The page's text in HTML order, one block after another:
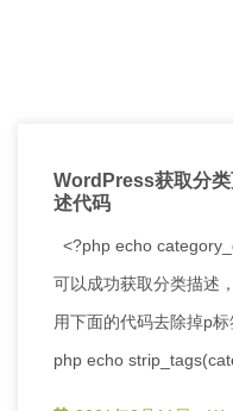
WordPress获取分
述代码
<?php echo
可以成功获取分类描述
用下面的代码去除掉p
php echo